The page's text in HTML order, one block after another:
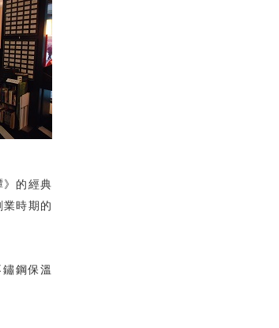
》的經典
時期的
鋼保溫